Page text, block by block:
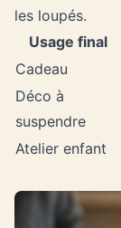
les loupés.
Usage final
Cadeau
Déco à
suspendre
Atelier enfant